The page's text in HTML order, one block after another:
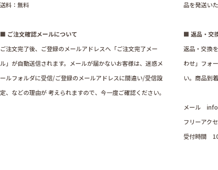
送料：無料
■ ご注文確認メールについて
ご注文完了後、ご登録のメールアドレスへ「ご注文完了メー
ル」が自動送信されます。メールが届かないお客様は、迷惑メ
ールフォルダに受信/ご登録のメールアドレスに間違い/受信設
定、などの理由が 考えられますので、今一度ご確認ください。
品を発送い
■ 返品・交
返品・交換
わせ」フォ
い。商品到
メール
フリーアク
受付時間